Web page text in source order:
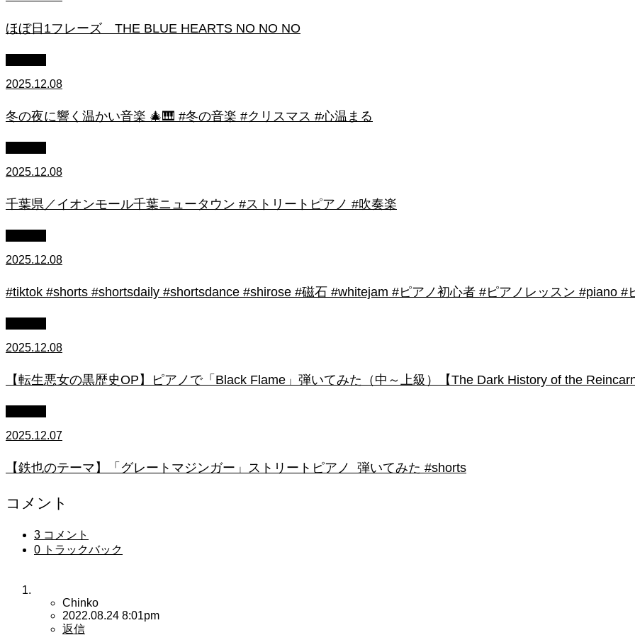
ほぼ日1フレーズ THE BLUE HEARTS NO NO NO
2025.12.08
冬の夜に響く温かい音楽 🎄🎹 #冬の音楽 #クリスマス #心温まる
2025.12.08
千葉県／イオンモール千葉ニュータウン #ストリートピアノ #吹奏楽
2025.12.08
#tiktok #shorts #shortsdaily #shortsdance #shirose #磁石 #whitejam #ピアノ初心者 #ピアノレッスン #piano #
2025.12.08
【転生悪女の黒歴史OP】ピアノで「Black Flame」弾いてみた（中～上級）【The Dark History of the
2025.12.07
【鉄也のテーマ】「グレートマジンガー」ストリートピアノ 弾いてみた #shorts
コメント
3 コメント
0 トラックバック
Chinko
2022.08.24 8:01pm
返信